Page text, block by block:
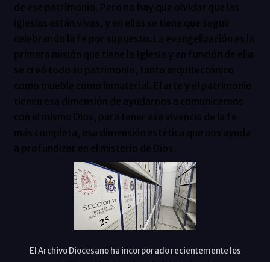
de ese patrimonio. Pero no hay que olvidar que las
iglesias están vivas, y en ellas se tiene que seguir
celebrando la fe por supuesto. La evangelización es la
primera misión que tiene la Iglesia y en función de ella
se creó todo su patrimonio, tanto arquitectónico
como mueble como inmaterial. El arte y el patrimonio
tienen esa dimensión de ayudarnos a comunicarnos
con el mismo Dios, para tener esa vivencia de la fe
más completa, esa dimensión estética que nos ayuda
a profundizar en el misterio de Dios.
El Archivo Diocesano ha incorporado recientemente los